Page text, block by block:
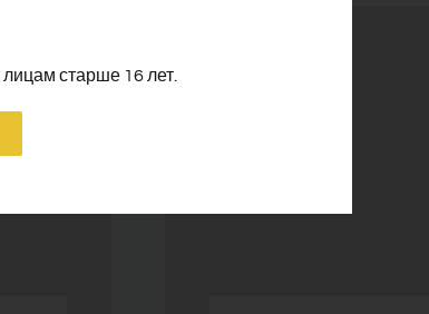
старше 16 лет.